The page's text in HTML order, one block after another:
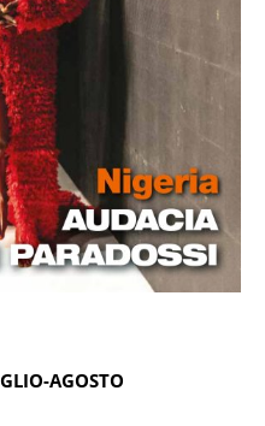
AGOSTO